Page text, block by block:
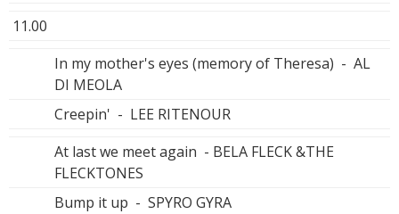
11.00
In my mother's eyes (memory of Theresa) - AL
DI MEOLA
Creepin' - LEE RITENOUR
At last we meet again - BELA FLECK &THE
FLECKTONES
Bump it up - SPYRO GYRA